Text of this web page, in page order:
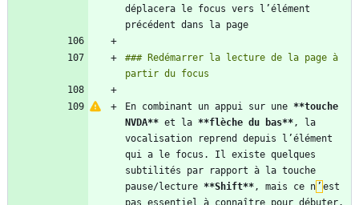
déplacera le focus vers l’élément
### Redémarrer la lecture de la page à
En combinant un appui sur une **touche
NVDA** et la **flèche du bas**, la
vocalisation reprend depuis l’élément
qui a le focus. Il existe quelques
subtilités par rapport à la touche
pause/lecture **Shift**, mais ce n ’ est
pas essentiel à connaître pour débuter.